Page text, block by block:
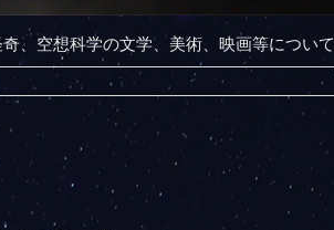
、空想科学の文学、美術、映画等について